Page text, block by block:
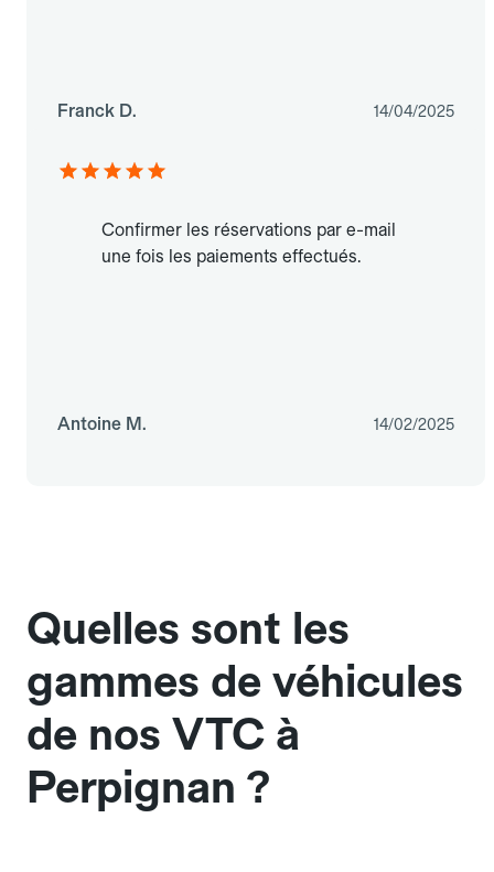
Franck D. 14/04/2025
Confirmer les réservations par e-mail
une fois les paiements effectués.
Antoine M. 14/02/2025
Quelles sont les
gammes de véhicules
de nos VTC à
Perpignan ?